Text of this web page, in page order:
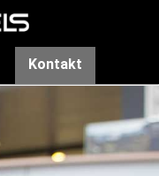
Kontakt